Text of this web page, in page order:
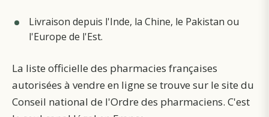
Livraison depuis l'Inde, la Chine, le Pakistan ou
l'Europe de l'Est.
La liste officielle des pharmacies françaises
autorisées à vendre en ligne se trouve sur le site du
Conseil national de l'Ordre des pharmaciens. C'est